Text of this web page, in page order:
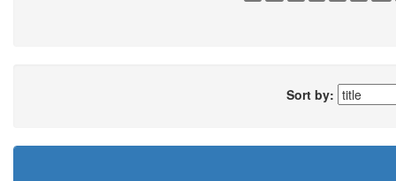
Sort by: